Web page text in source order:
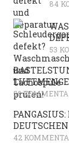
84
53
50
42